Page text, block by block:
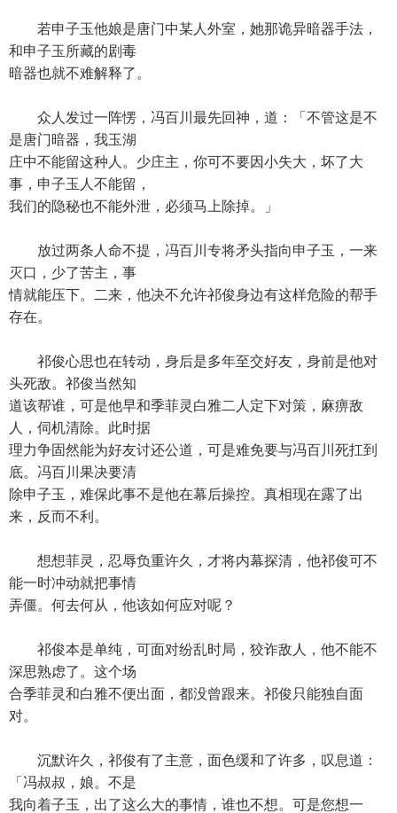
若申子玉他娘是唐门中某人外室，她那诡异暗器手法，
和申子玉所藏的剧毒
暗器也就不难解释了。
众人发过一阵愣，冯百川最先回神，道：「不管这是不
是唐门暗器，我玉湖
庄中不能留这种人。少庄主，你可不要因小失大，坏了大
事，申子玉人不能留，
我们的隐秘也不能外泄，必须马上除掉。」
放过两条人命不提，冯百川专将矛头指向申子玉，一来
灭口，少了苦主，事
情就能压下。二来，他决不允许祁俊身边有这样危险的帮手
存在。
祁俊心思也在转动，身后是多年至交好友，身前是他对
头死敌。祁俊当然知
道该帮谁，可是他早和季菲灵白雅二人定下对策，麻痹敌
人，伺机清除。此时据
理力争固然能为好友讨还公道，可是难免要与冯百川死扛到
底。冯百川果决要清
除申子玉，难保此事不是他在幕后操控。真相现在露了出
来，反而不利。
想想菲灵，忍辱负重许久，才将内幕探清，他祁俊可不
能一时冲动就把事情
弄僵。何去何从，他该如何应对呢？
祁俊本是单纯，可面对纷乱时局，狡诈敌人，他不能不
深思熟虑了。这个场
合季菲灵和白雅不便出面，都没曾跟来。祁俊只能独自面
对。
沉默许久，祁俊有了主意，面色缓和了许多，叹息道：
「冯叔叔，娘。不是
我向着子玉，出了这么大的事情，谁也不想。可是您想一